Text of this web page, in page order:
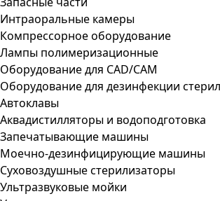
Интраоральные камеры
Компрессорное оборудование
Лампы полимеризационные
Оборудование для CAD/CAM
Оборудование для дезинфекции
Автоклавы
Аквадистилляторы и водоподготовка
Запечатывающие машины
Моечно-дезинфицирующие машины
Суховоздушные стерилизаторы
Ультразвуковые мойки